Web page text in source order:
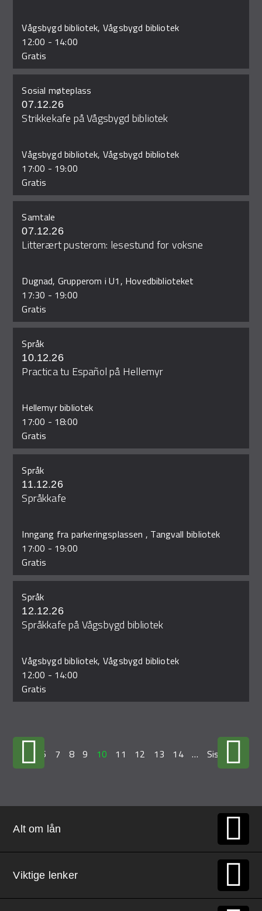
Vågsbygd bibliotek, Vågsbygd bibliotek
12:00 - 14:00
Gratis
Sosial møteplass
07.12.26
Strikkekafe på Vågsbygd bibliotek
Vågsbygd bibliotek, Vågsbygd bibliotek
17:00 - 19:00
Gratis
Samtale
07.12.26
Litterært pusterom: lesestund for voksne
Dugnad, Grupperom i U1, Hovedbiblioteket
17:30 - 19:00
Gratis
Språk
10.12.26
Practica tu Español på Hellemyr
Hellemyr bibliotek
17:00 - 18:00
Gratis
Språk
11.12.26
Språkkafe
Inngang fra parkeringsplassen , Tangvall bibliotek
17:00 - 19:00
Gratis
Språk
12.12.26
Språkkafe på Vågsbygd bibliotek
Vågsbygd bibliotek, Vågsbygd bibliotek
12:00 - 14:00
Gratis
6 7 8 9 10 11 12 13 14 … Siste »
Alt om lån
Viktige lenker